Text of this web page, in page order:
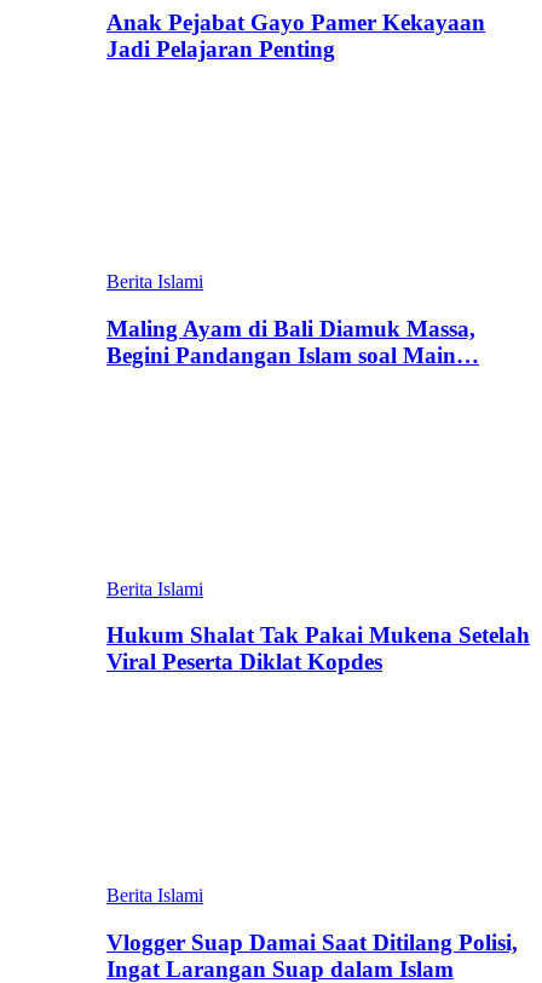
Anak Pejabat Gayo Pamer Kekayaan
Jadi Pelajaran Penting
Berita Islami
Maling Ayam di Bali Diamuk Massa,
Begini Pandangan Islam soal Main…
Berita Islami
Hukum Shalat Tak Pakai Mukena Setelah
Viral Peserta Diklat Kopdes
Berita Islami
Vlogger Suap Damai Saat Ditilang Polisi,
Ingat Larangan Suap dalam Islam